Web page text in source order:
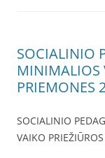
SOCIALINIO
MINIMALIOS
PRIEMONES
SOCIALINIO
VAIKO